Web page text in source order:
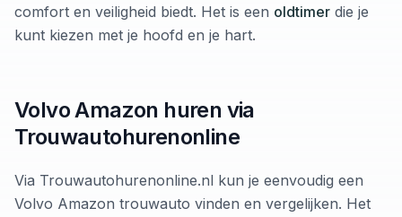
comfort en veiligheid biedt. Het is een oldtimer die je
kunt kiezen met je hoofd en je hart.
Volvo Amazon huren via
Trouwautohurenonline
Via Trouwautohurenonline.nl kun je eenvoudig een
Volvo Amazon trouwauto vinden en vergelijken. Het